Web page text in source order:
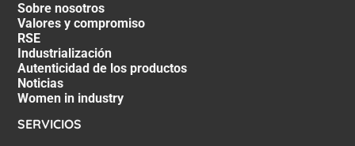
Sobre nosotros
Valores y compromiso
RSE
Industrialización
Autenticidad de los productos
Noticias
Women in industry
SERVICIOS